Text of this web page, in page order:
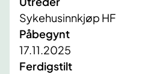
Sykehusinnkjøp HF
Påbegynt
17.11.2025
Ferdigstilt